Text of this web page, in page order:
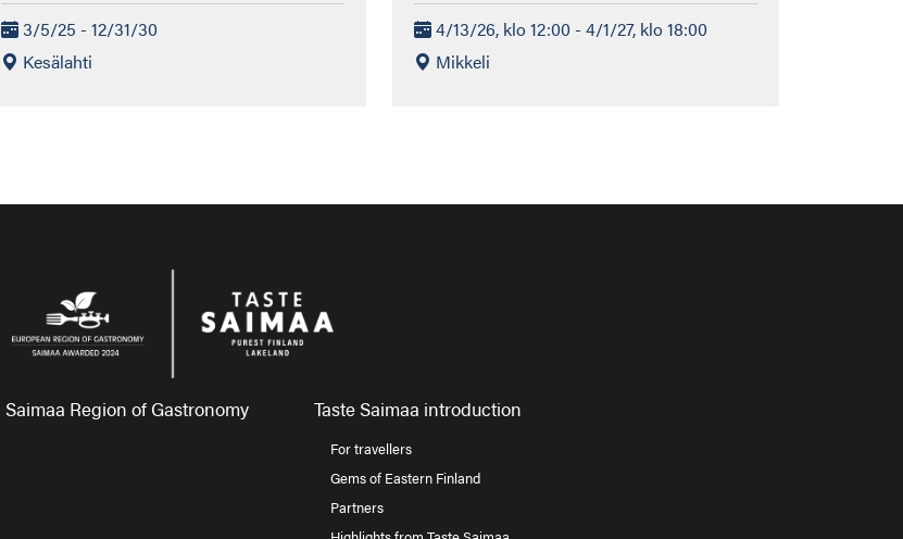
3/5/25 - 12/31/30
Kesälahti
4/13/26, klo 12:00 - 4/1/27, klo 18:00
Mikkeli
Saimaa Region of Gastronomy Taste Saimaa introduction
For travellers
Gems of Eastern Finland
Partners